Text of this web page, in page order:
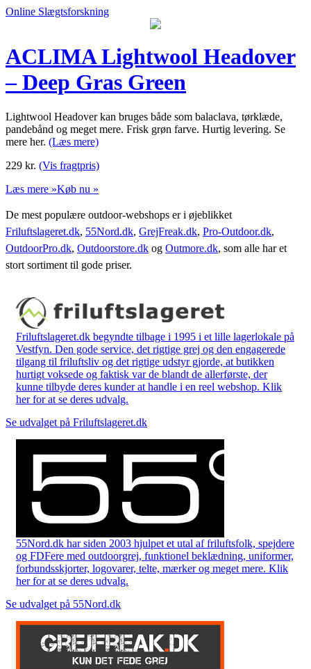
Online Slægtsforskning
ACLIMA Lightwool Headover
– Deep Gras Green
Lightwool Headover kan bruges både som balaclava, tørklæde,
pandebånd og meget mere. Frisk grøn farve. Hurtig levering. Se
mere her. (Læs mere)
229 kr. (Vis fragtpris)
Læs mere »Køb nu »
De mest populære outdoor-webshops er i øjeblikket
Friluftslageret.dk, 55Nord.dk, GrejFreak.dk, Pro-Outdoor.dk,
OutdoorPro.dk, Outdoorstore.dk og Outmore.dk, som alle har et
stort sortiment til gode priser.
Friluftslageret.dk begyndte tilbage i 1995 i et lille lagerlokale på
Vestfyn. Den gode service, det rigtige grej og den engagerede
tilgang til friluftsliv og det rigtige udstyr gjorde, at butikken
hurtigt voksede og faktisk var de blandt de allerførste, der
kunne tilbyde deres kunder at handle i en reel webshop. Klik
her for at se deres udvalg.
Se udvalget på Friluftslageret.dk
55Nord.dk har siden 2003 hjulpet et utal af friluftsfolk, spejdere
og FDFere med outdoorgrej, funktionel beklædning, uniformer,
forbundsskjorter, logovarer, telte, mærker og meget mere. Klik
her for at se deres udvalg.
Se udvalget på 55Nord.dk